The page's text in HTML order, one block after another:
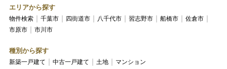
エリアから探す
物件検索 千葉市 四街道市 八千代市 習志野市 船橋市
佐倉市
市原市
市川市
種別から探す
新築一戸建て 中古一戸建て 土地 マンション